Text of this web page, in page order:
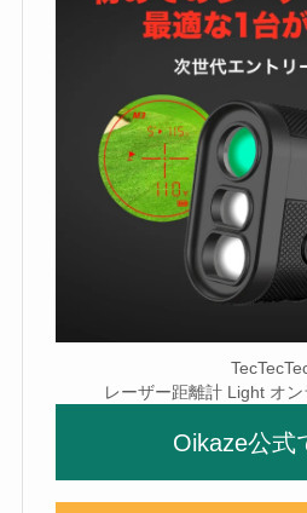
レーザー距離計 Light オ
Oikaze公式